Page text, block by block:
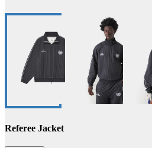
Referee Jacket